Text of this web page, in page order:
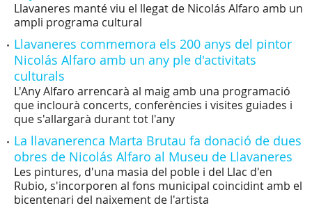
Llavaneres manté viu el llegat de Nicolás Alfaro amb un
ampli programa cultural
Llavaneres commemora els 200 anys del pintor
Nicolás Alfaro amb un any ple d'activitats
culturals
L'Any Alfaro arrencarà al maig amb una programació
que inclourà concerts, conferències i visites guiades i
que s'allargarà durant tot l'any
La llavanerenca Marta Brutau fa donació de dues
obres de Nicolás Alfaro al Museu de Llavaneres
Les pintures, d'una masia del poble i del Llac d'en
Rubio, s'incorporen al fons municipal coincidint amb el
bicentenari del naixement de l'artista